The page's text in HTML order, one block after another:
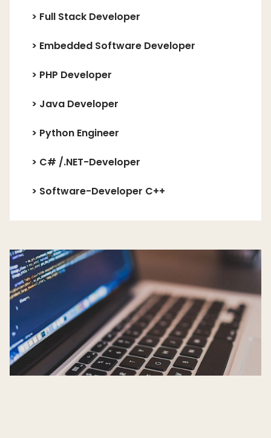
> Full Stack Developer
> Embedded Software Developer
> PHP Developer
> Java Developer
> Python Engineer
> C# /.NET-Developer
> Software-Developer C++